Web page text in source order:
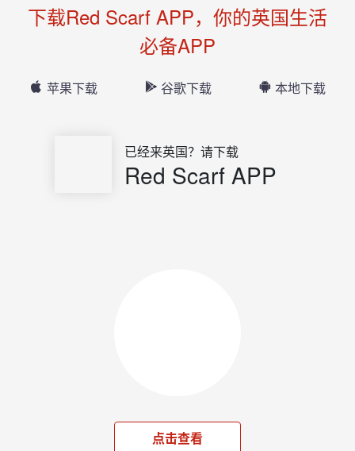
下载Red Scarf APP，你的英国生活
必备APP
苹果下载 谷歌下载 本地下载
已经来英国？请下载
Red Scarf APP
点击查看